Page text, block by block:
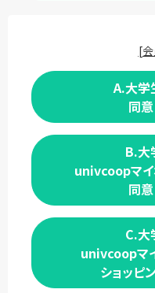
[
A.大学
同
B.大
univcoopマ
同
C.大
univcoopマ
ショッピ